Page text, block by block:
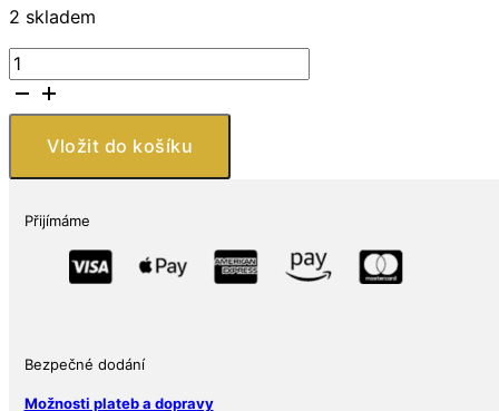
2 skladem
Řecká
mytologie
–
mince
Medusa
(Gorgona)
999
Limit
Vložit do košíku
Přijímáme
Bezpečné dodání
Možnosti plateb a dopravy